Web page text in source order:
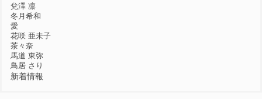
兌澤 凛
冬月希和
愛
花咲 亜未子
茶々奈
馬道 東弥
鳥居 さり
新着情報